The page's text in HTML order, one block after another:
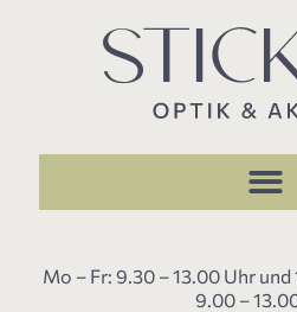
Mo – Fr: 9.30 – 13.00 Uhr
9.00 –